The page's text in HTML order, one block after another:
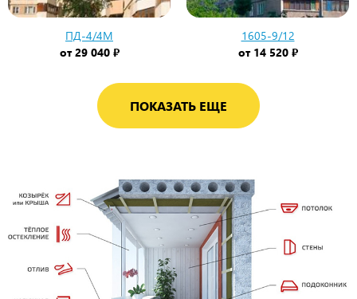
ПД-4/4М
от29 040 ₽
1605-9/12
от 14 520 ₽
ПОКАЗАТЬ ЕЩЕ